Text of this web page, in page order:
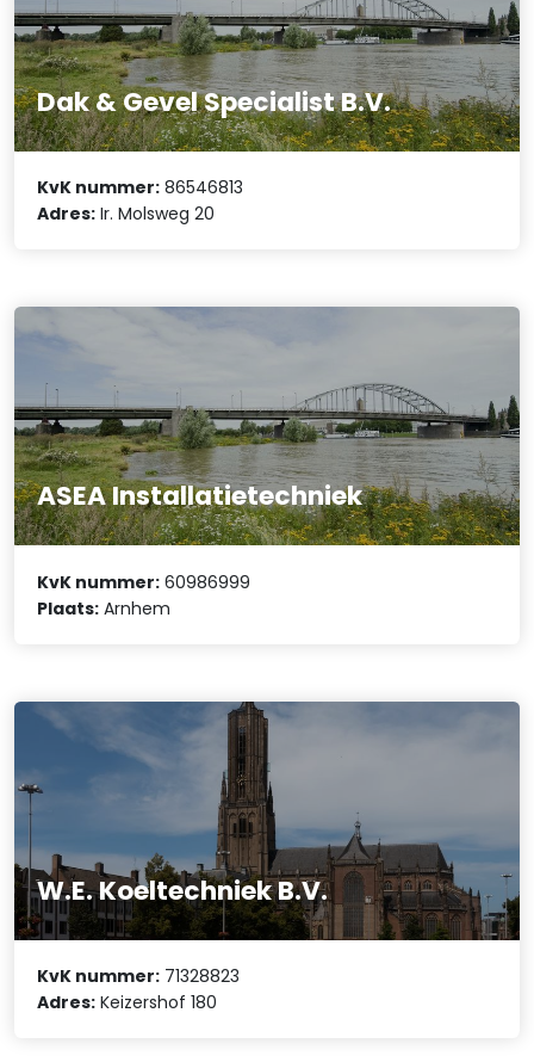
Dak & Gevel Specialist B.V.
KvK nummer: 86546813
Adres: Ir. Molsweg 20
ASEA Installatietechniek
KvK nummer: 60986999
Plaats: Arnhem
W.E. Koeltechniek B.V.
KvK nummer: 71328823
Adres: Keizershof 180